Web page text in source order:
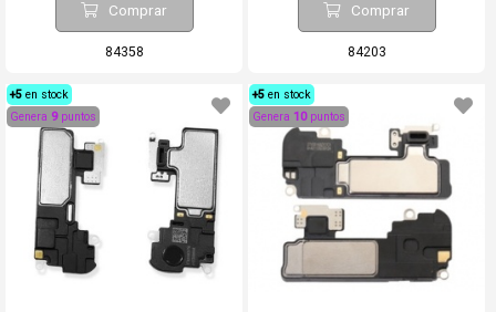
Comprar
84358
Comprar
84203
+5 en stock
Genera 9puntos
+5 en stock
Genera 10puntos